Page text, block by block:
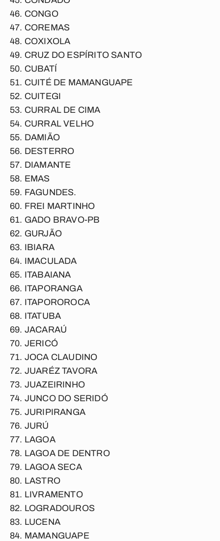
CONGO
COREMAS
COXIXOLA
CRUZ DO ESPÍRITO SANTO
CUBATÍ
CUITÉ DE MAMANGUAPE
CUITEGI
CURRAL DE CIMA
CURRAL VELHO
DAMIÃO
DESTERRO
DIAMANTE
EMAS
FAGUNDES.
FREI MARTINHO
GADO BRAVO-PB
GURJÃO
IBIARA
IMACULADA
ITABAIANA
ITAPORANGA
ITAPOROROCA
ITATUBA
JACARAÚ
JERICÓ
JOCA CLAUDINO
JUARÉZ TAVORA
JUAZEIRINHO
JUNCO DO SERIDÓ
JURIPIRANGA
JURÚ
LAGOA
LAGOA DE DENTRO
LAGOA SECA
LASTRO
LIVRAMENTO
LOGRADOUROS
LUCENA
MAMANGUAPE